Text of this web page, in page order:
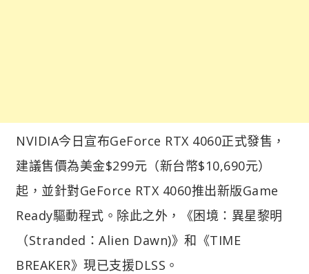
NVIDIA今日宣布GeForce RTX 4060正式發售，
建議售價為美金$299元（新台幣$10,690元）
起，並針對GeForce RTX 4060推出新版Game
Ready驅動程式。除此之外，《困境：異星黎明
（Stranded：Alien Dawn)》和《TIME
BREAKER》現已支援DLSS。